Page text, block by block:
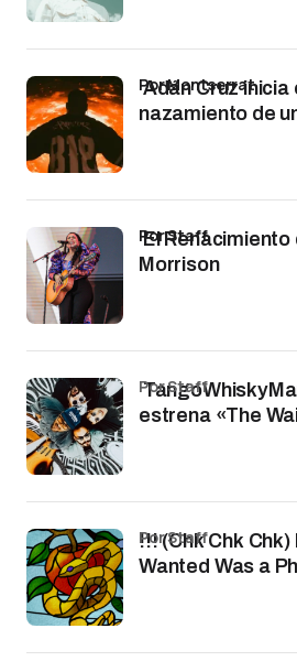
Adán Cruz inicia
nazamiento de
por Montserrat
El Renacimiento
Morrison
por Staff
estrena «The
por Staff
!!! (Chk Chk
Wanted Was a
por Staff